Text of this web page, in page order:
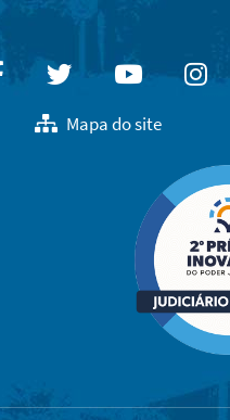
FacebookTwitterYoutube
Mapa do site